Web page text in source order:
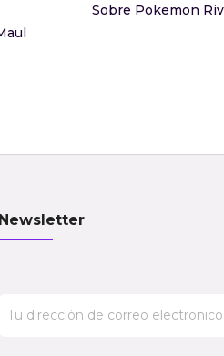
Newsletter